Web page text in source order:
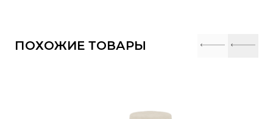
ПОХОЖИЕ ТОВАРЫ